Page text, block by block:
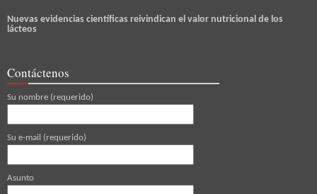
Nuevas evidencias científicas reivindican el valor nutricional de los
lácteos
Contáctenos
Su nombre (requerido)
Su e-mail (requerido)
Asunto